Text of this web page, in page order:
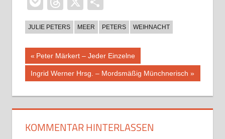
JULIE PETERS MEER PETERS WEIHNACHT
Beitragsnavigation
Vorheriger
Beitrag:
Peter Märkert – Jeder Einzelne
Nächster
Ingrid Werner Hrsg. – Mordsmäßig Münchnerisch
KOMMENTAR HINTERLASSEN